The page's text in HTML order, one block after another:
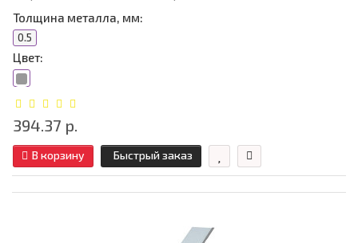
Толщина металла, мм:
0.5
Цвет:
394.37 р.
В корзину Быстрый заказ